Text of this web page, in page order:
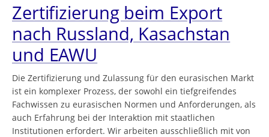
Zertifizierung beim Export
nach Russland, Kasachstan
und EAWU
Die Zertifizierung und Zulassung für den eurasischen Markt
ist ein komplexer Prozess, der sowohl ein tiefgreifendes
Fachwissen zu eurasischen Normen und Anforderungen, als
auch Erfahrung bei der Interaktion mit staatlichen
Institutionen erfordert. Wir arbeiten ausschließlich mit von